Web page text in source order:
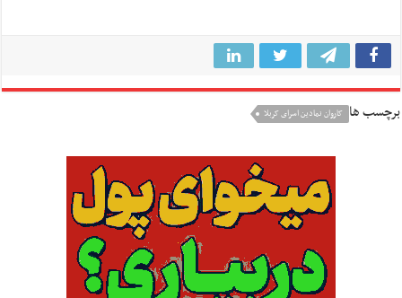
برچسب ها کاروان نمادین اسرای کربلا